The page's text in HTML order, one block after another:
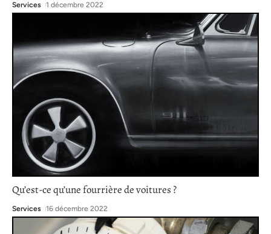
Services 1 décembre 2022
Qu’est-ce qu’une fourrière de voitures ?
Services 16 décembre 2022